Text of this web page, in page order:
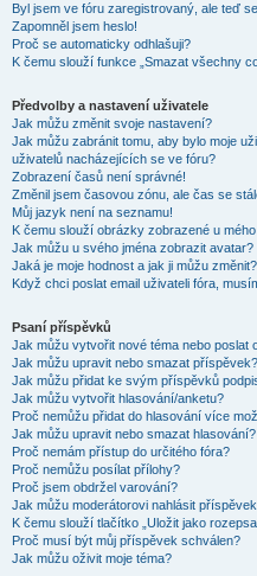
Byl jsem ve fóru zaregistrovaný, ale teď
Zapomněl jsem heslo!
Proč se automaticky odhlašuji?
K čemu slouží funkce „Smazat všechny
Předvolby a nastavení uživatele
Jak můžu změnit svoje nastavení?
Jak můžu zabránit tomu, aby bylo moje
uživatelů nacházejících se ve fóru?
Zobrazení časů není správné!
Změnil jsem časovou zónu, ale čas se
Můj jazyk není na seznamu!
K čemu slouží obrázky zobrazené u
Jak můžu u svého jména zobrazit avatar?
Jaká je moje hodnost a jak ji můžu změnit?
Když chci poslat email uživateli fóra,
Psaní příspěvků
Jak můžu vytvořit nové téma nebo poslat
Jak můžu upravit nebo smazat příspěvek?
Jak můžu přidat ke svým příspěvků
Jak můžu vytvořit hlasování/anketu?
Proč nemůžu přidat do hlasování více
Jak můžu upravit nebo smazat hlasování?
Proč nemám přístup do určitého fóra?
Proč nemůžu posílat přílohy?
Proč jsem obdržel varování?
Jak můžu moderátorovi nahlásit
K čemu slouží tlačítko „Uložit jako
Proč musí být můj příspěvek schválen?
Jak můžu oživit moje téma?